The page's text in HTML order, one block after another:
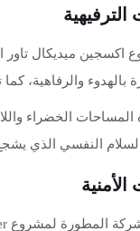
الترفيهية
اكسجين ميديكال تاور
بالهدوء والرفاهية،
المساحات الخضراء
والسلام النفسي الذي
الأمنية